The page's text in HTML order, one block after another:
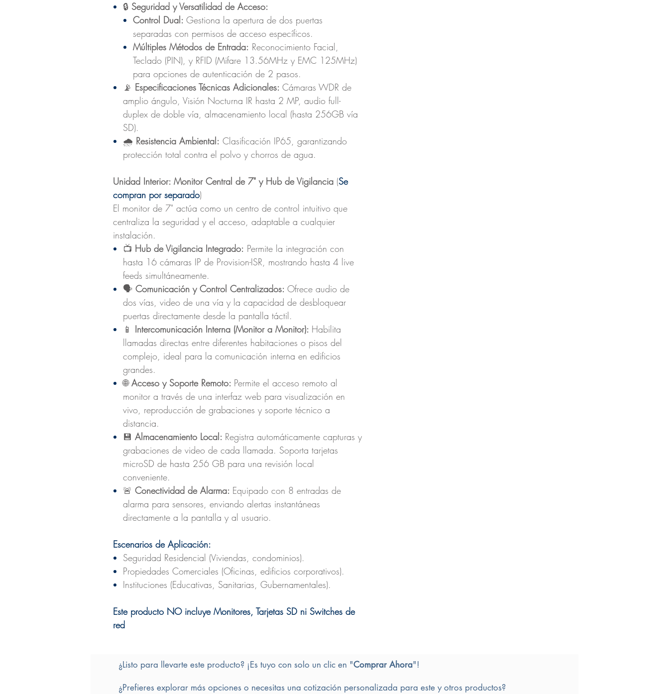
🔒 Seguridad y Versatilidad de Acceso:
Control Dual: Gestiona la apertura de dos puertas
separadas con permisos de acceso específicos.
Múltiples Métodos de Entrada: Reconocimiento Facial,
Teclado (PIN), y RFID (Mifare 13.56MHz y EMC 125MHz)
para opciones de autenticación de 2 pasos.
📡 Especificaciones Técnicas Adicionales: Cámaras WDR de
amplio ángulo, Visión Nocturna IR hasta 2 MP, audio full-
duplex de doble vía, almacenamiento local (hasta 256GB vía
SD).
🌧️ Resistencia Ambiental: Clasificación IP65, garantizando
protección total contra el polvo y chorros de agua.
Unidad Interior: Monitor Central de 7" y Hub de Vigilancia (Se
compran por separado)
El monitor de 7" actúa como un centro de control intuitivo que
centraliza la seguridad y el acceso, adaptable a cualquier
instalación.
📺 Hub de Vigilancia Integrado: Permite la integración con
hasta 16 cámaras IP de Provision-ISR, mostrando hasta 4 live
feeds simultáneamente.
🗣️ Comunicación y Control Centralizados: Ofrece audio de
dos vías, video de una vía y la capacidad de desbloquear
puertas directamente desde la pantalla táctil.
📱 Intercomunicación Interna (Monitor a Monitor): Habilita
llamadas directas entre diferentes habitaciones o pisos del
complejo, ideal para la comunicación interna en edificios
grandes.
🌐Acceso y Soporte Remoto: Permite el acceso remoto al
monitor a través de una interfaz web para visualización en
vivo, reproducción de grabaciones y soporte técnico a
distancia.
💾 Almacenamiento Local: Registra automáticamente capturas y
grabaciones de video de cada llamada. Soporta tarjetas
microSD de hasta 256 GB para una revisión local
conveniente.
🚨 Conectividad de Alarma: Equipado con 8 entradas de
alarma para sensores, enviando alertas instantáneas
directamente a la pantalla y al usuario.
Escenarios de Aplicación:
Seguridad Residencial (Viviendas, condominios).
Propiedades Comerciales (Oficinas, edificios corporativos).
Instituciones (Educativas, Sanitarias, Gubernamentales).
Este producto NO incluye Monitores, Tarjetas SD ni Switches de
red
¿Listo para llevarte este producto? ¡Es tuyo con solo un clic en "Comprar Ahora"!
¿Prefieres explorar más opciones o necesitas una cotización personalizada para este y otros productos?